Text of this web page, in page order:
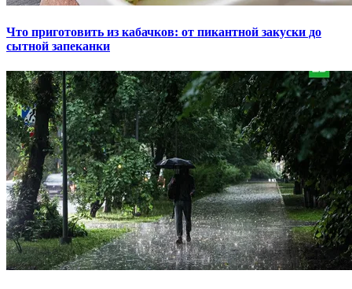
Что приготовить из кабачков: от пикантной закуски до
сытной запеканки